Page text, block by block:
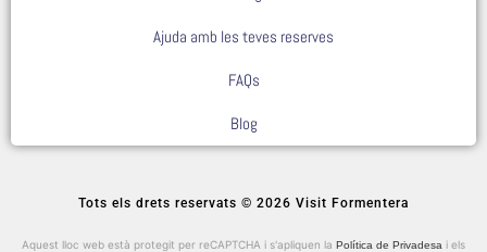
Ajuda amb les teves reserves
FAQs
Blog
Tots els drets reservats © 2026 Visit Formentera
Aquest lloc web està protegit per reCAPTCHA i s'apliquen la Política de Privadesa i els